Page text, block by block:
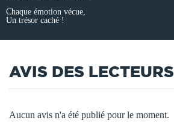
Chaque émotion vécue,
Un trésor caché !
AVIS DES LECTEURS
Aucun avis n'a été publié pour le moment.